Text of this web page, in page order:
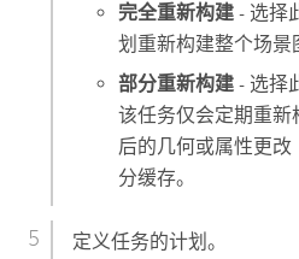
完全重新构建 - 选择
划重新构建整个场景
部分重新构建 - 选择
该任务仅会定期重
后的几何或属性更
分缓存。
定义任务的计划。